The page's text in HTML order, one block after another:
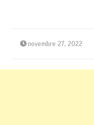
novembre 27, 2022